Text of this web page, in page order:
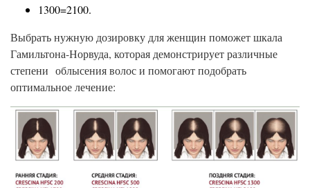
1300=2100.
Выбрать нужную дозировку для женщин поможет шкала
Гамильтона-Норвуда, которая демонстрирует различные
степени облысения волос и помогают подобрать
оптимальное лечение: